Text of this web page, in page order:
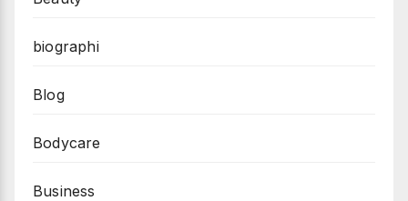
biographi
Blog
Bodycare
Business